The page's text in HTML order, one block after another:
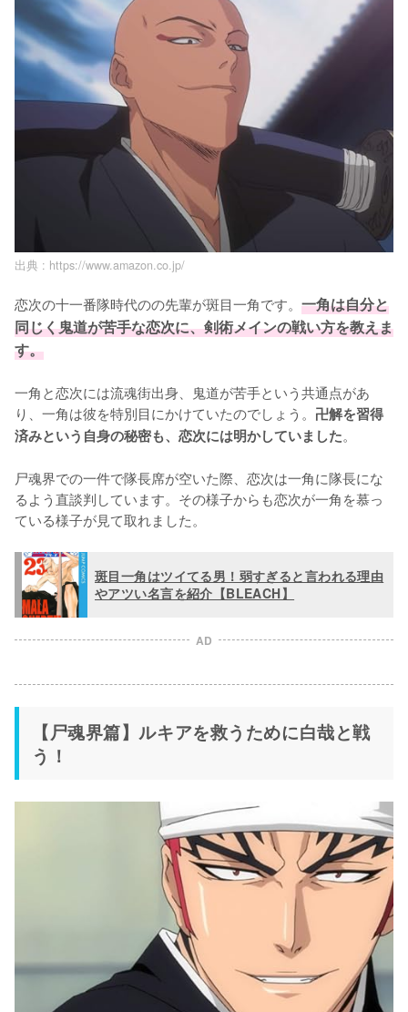
出典 : https://www.amazon.co.jp/
恋次の十一番隊時代のの先輩が斑目一角です。 一角は自分と
同じく鬼道が苦手な恋次に、剣術メインの戦い方を教えま
す。
一角と恋次には流魂街出身、鬼道が苦手という共通点があ
り、一角は彼を特別目にかけていたのでしょう。 卍解を習得
済みという自身の秘密も、恋次には明かしていました。
尸魂界での一件で隊長席が空いた際、恋次は一角に隊長にな
るよう直談判しています。その様子からも恋次が一角を慕っ
ている様子が見て取れました。
斑目一角はツイてる男！弱すぎると言われる理由
やアツい名言を紹介【BLEACH】
AD
【尸魂界篇】ルキアを救うために白哉と戦
う！